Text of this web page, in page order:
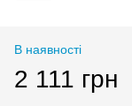
В наявності
2 111 грн